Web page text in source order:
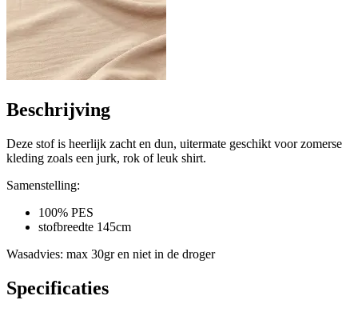
Beschrijving
Deze stof is heerlijk zacht en dun, uitermate geschikt voor zomerse
kleding zoals een jurk, rok of leuk shirt.
Samenstelling:
100% PES
stofbreedte 145cm
Wasadvies: max 30gr en niet in de droger
Specificaties